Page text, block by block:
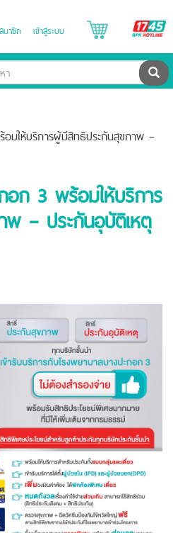
มาชิก เข้าสู่ระบบ
ค้น
มให้บริการผู้มีสิทธิประกันสุขภาพ –
อก 3 พร้อมให้บริการ
– ประกันอุบัติเหตุ